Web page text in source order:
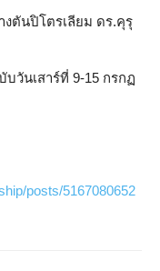
งตันปิโตรเลียม ดร.คุรุ
วันเสาร์ที่ 9-15 กรกฏ
posts/5167080652